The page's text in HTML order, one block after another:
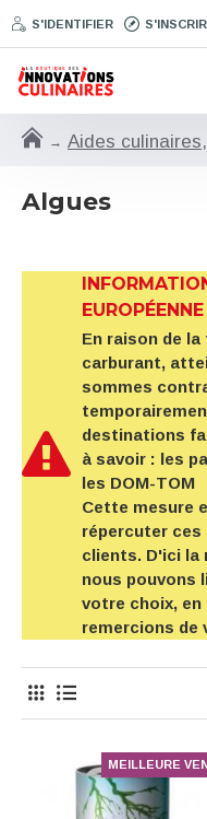
S'IDENTIFIER
Aides
Algues
En raison de
carburant,
sommes
destinations
à savoir : les
les DOM-TOM
Cette mesure
répercuter
clients. D'ici la
nous pouvons
votre choix, en
remercions de
MEILLEURE